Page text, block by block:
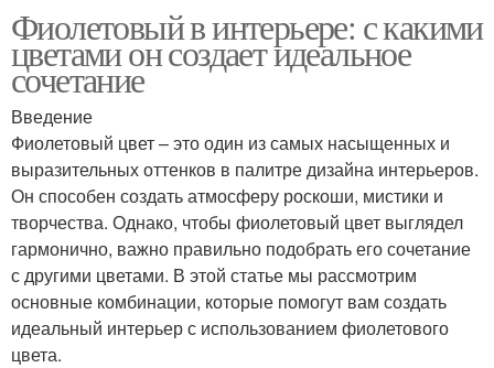
Фиолетовый в интерьере: с какими
цветами он создает идеальное
сочетание
Введение
Фиолетовый цвет – это один из самых насыщенных и
выразительных оттенков в палитре дизайна интерьеров.
Он способен создать атмосферу роскоши, мистики и
творчества. Однако, чтобы фиолетовый цвет выглядел
гармонично, важно правильно подобрать его сочетание
с другими цветами. В этой статье мы рассмотрим
основные комбинации, которые помогут вам создать
идеальный интерьер с использованием фиолетового
цвета.